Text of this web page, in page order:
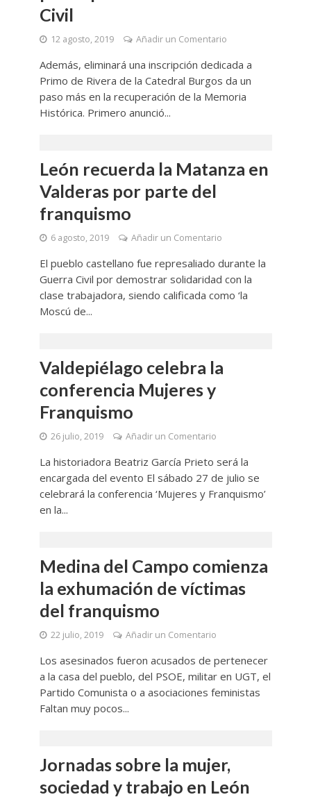
Civil
12 agosto, 2019 Añadir un Comentario
Además, eliminará una inscripción dedicada a
Primo de Rivera de la Catedral Burgos da un
paso más en la recuperación de la Memoria
Histórica. Primero anunció...
León recuerda la Matanza en
Valderas por parte del
franquismo
6 agosto, 2019 Añadir un Comentario
El pueblo castellano fue represaliado durante la
Guerra Civil por demostrar solidaridad con la
clase trabajadora, siendo calificada como ‘la
Moscú de...
Valdepiélago celebra la
conferencia Mujeres y
Franquismo
26 julio, 2019 Añadir un Comentario
La historiadora Beatriz García Prieto será la
encargada del evento El sábado 27 de julio se
celebrará la conferencia ‘Mujeres y Franquismo’
en la...
Medina del Campo comienza
la exhumación de víctimas
del franquismo
22 julio, 2019 Añadir un Comentario
Los asesinados fueron acusados de pertenecer
a la casa del pueblo, del PSOE, militar en UGT, el
Partido Comunista o a asociaciones feministas
Faltan muy pocos...
Jornadas sobre la mujer,
sociedad y trabajo en León